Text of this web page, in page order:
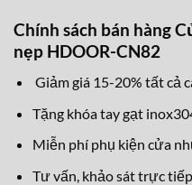
Chính sách bán hàng
nẹp HDOOR-CN82
Giảm giá 15-20% tất cả
Tặng khóa tay gạt
Miễn phí phụ kiện cửa
Tư vấn, khảo sát trực